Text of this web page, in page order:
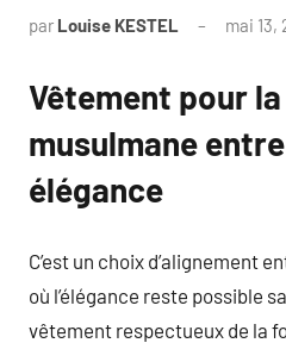
par Louise KESTEL mai 13,
Vêtement pour
musulmane
élégance
C’est un choix d’alignement
où l’élégance reste possible
vêtement respectueux de la